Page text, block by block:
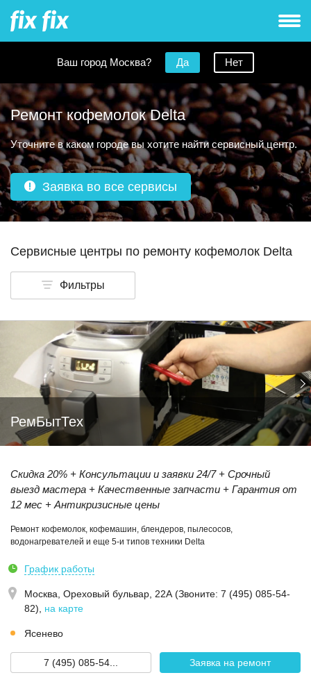
Ваш город Москва? Да Нет
Ремонт кофемолок Delta
Уточните в каком городе вы хотите найти сервисный центр.
Заявка во все сервисы
Сервисные центры по ремонту кофемолок Delta
Фильтры
РемБытТех
Скидка 20% + Консультации и заявки 24/7 + Срочный
выезд мастера + Качественные запчасти + Гарантия от
12 мес + Антикризисные цены
Ремонт кофемолок, кофемашин, блендеров, пылесосов,
водонагревателей и еще 5-и типов техники Delta
График работы
Москва, Ореховый бульвар, 22А (Звoнитe: 7 (495) 085-54-
82)
на карте
Ясенево
7 (495) 085-54... Заявка на ремонт